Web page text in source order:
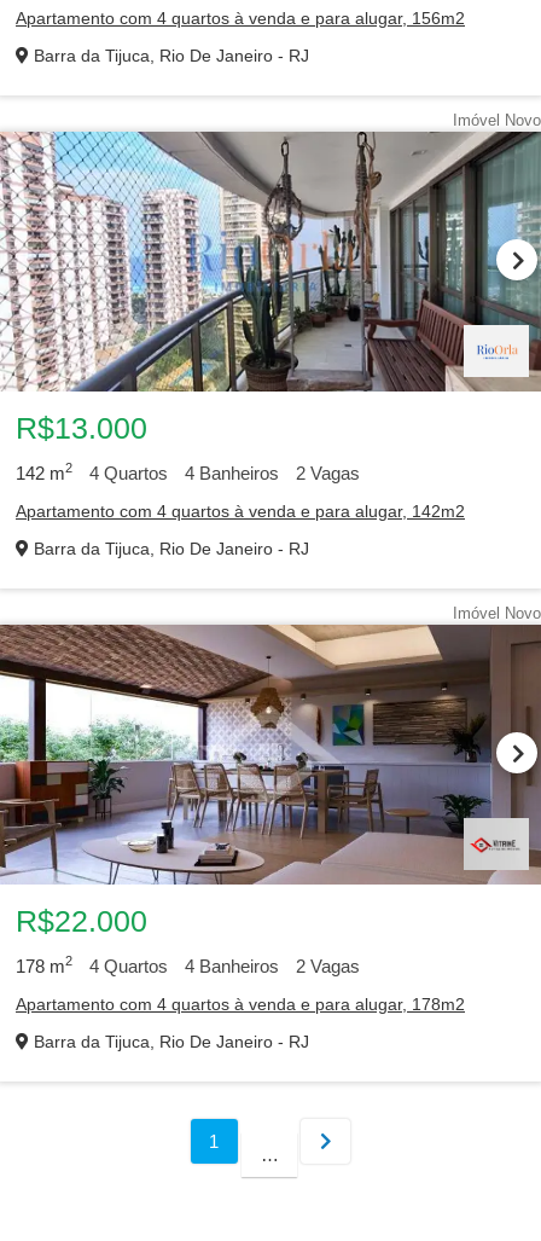
Apartamento com 4 quartos à venda e para alugar, 156m2
Barra da Tijuca, Rio De Janeiro - RJ
Imóvel Novo
R$13.000
142 m2 4 Quartos 4 Banheiros 2 Vagas
Apartamento com 4 quartos à venda e para alugar, 142m2
Barra da Tijuca, Rio De Janeiro - RJ
Imóvel Novo
R$22.000
178 m2 4 Quartos 4 Banheiros 2 Vagas
Apartamento com 4 quartos à venda e para alugar, 178m2
Barra da Tijuca, Rio De Janeiro - RJ